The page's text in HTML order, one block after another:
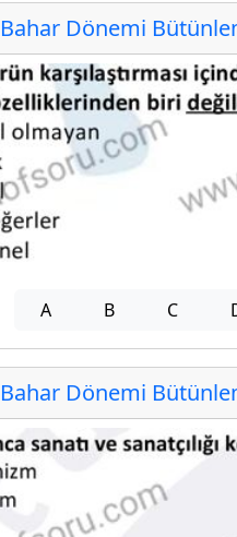
Dönemi
A B C
Dönemi